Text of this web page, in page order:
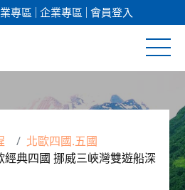
專區 企業專區 會員登入
北歐四國.五國
經典四國 挪威三峽灣雙遊船深